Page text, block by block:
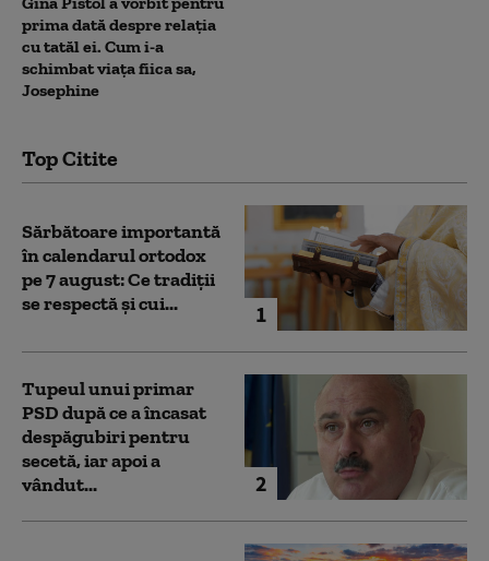
prima dată despre relația
cu tatăl ei. Cum i-a
schimbat viața fiica sa,
Josephine
Top Citite
1
Sărbătoare importantă
în calendarul ortodox
pe 7 august: Ce tradiții
se respectă și cui...
2
Tupeul unui primar
PSD după ce a încasat
despăgubiri pentru
secetă, iar apoi a
vândut...